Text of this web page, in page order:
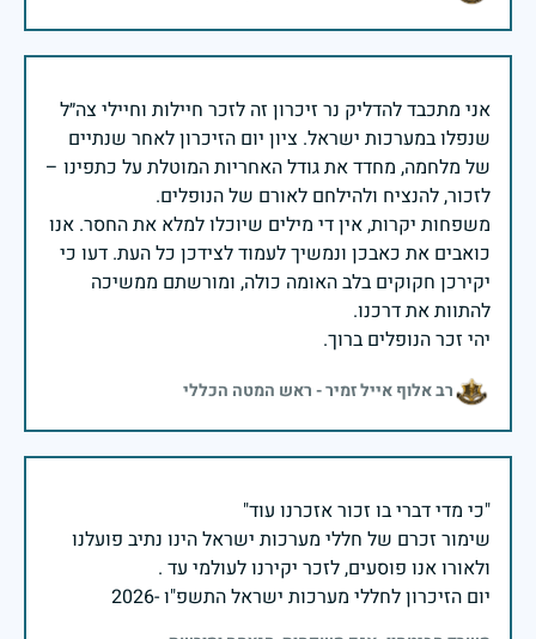
אני מתכבד להדליק נר זיכרון זה לזכר חיילות וחיילי צה״ל
שנפלו במערכות ישראל. ציון יום הזיכרון לאחר שנתיים
של מלחמה, מחדד את גודל האחריות המוטלת על כתפינו –
משפחות יקרות, אין די מילים שיוכלו למלא את החסר. אנו
כואבים את כאבכן ונמשיך לעמוד לצידכן כל העת. דעו כי
יקירכן חקוקים בלב האומה כולה, ומורשתם ממשיכה
יהי זכר הנופלים ברוך.
רב אלוף אייל זמיר - ראש המטה הכללי
שימור זכרם של חללי מערכות ישראל הינו נתיב פועלנו
יום הזיכרון לחללי מערכות ישראל התשפ"ו -2026